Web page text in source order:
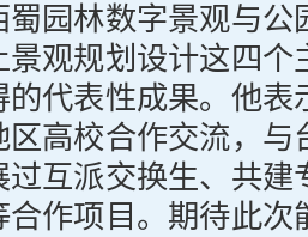
园林数字景观与公
观规划设计这四个
代表性成果。他表
区高校合作交流，与
互派交换生、共建
作项目。期待此次